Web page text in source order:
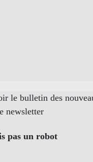
le bulletin des
newsletter
pas un robot